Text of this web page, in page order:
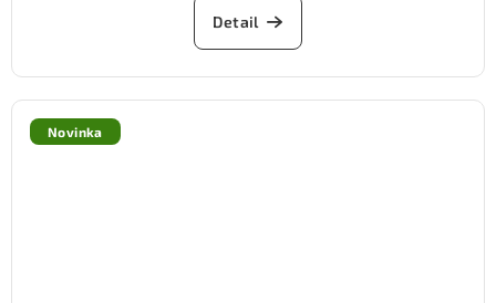
Detail
Novinka